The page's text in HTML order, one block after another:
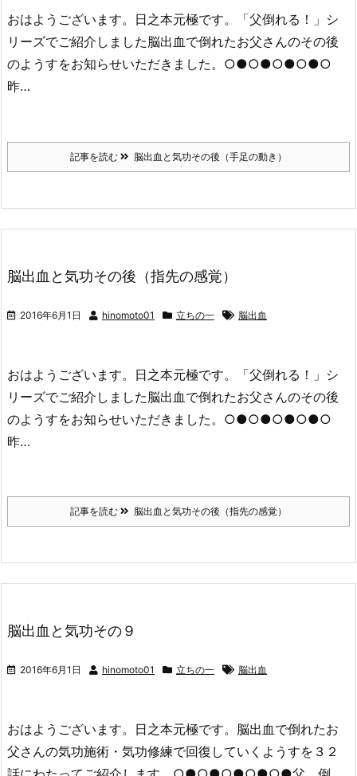
おはようございます。日之本元極です。「父倒れる！」シ
リーズでご紹介しました脳出血で倒れたお父さんのその後
のようすをお知らせいただきました。○●○●○●○●○
昨…
記事を読む 脳出血と気功その後（手足の動き）
脳出血と気功その後（指先の感覚）
2016年6月1日 hinomoto01 立ちの一 脳出血
おはようございます。日之本元極です。「父倒れる！」シ
リーズでご紹介しました脳出血で倒れたお父さんのその後
のようすをお知らせいただきました。○●○●○●○●○
昨…
記事を読む 脳出血と気功その後（指先の感覚）
脳出血と気功その９
2016年6月1日 hinomoto01 立ちの一 脳出血
おはようございます。日之本元極です。脳出血で倒れたお
父さんの気功施術・気功修練で回復していくようすを３２